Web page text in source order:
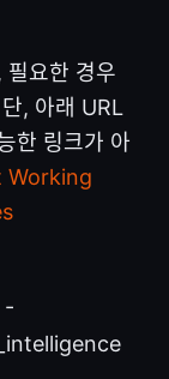
필요한 경우
, 아래 URL
한 링크가 아
Working
-